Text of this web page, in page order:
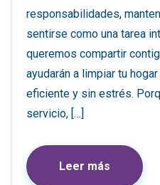
responsabilidades,
sentirse como una tarea
queremos compartir
ayudarán a limpiar tu
eficiente y sin estrés.
servicio, […]
Leer más